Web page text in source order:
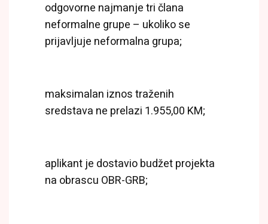
odgovorne najmanje tri člana
neformalne grupe – ukoliko se
prijavljuje neformalna grupa;
maksimalan iznos traženih
sredstava ne prelazi 1.955,00 KM;
aplikant je dostavio budžet projekta
na obrascu OBR-GRB;